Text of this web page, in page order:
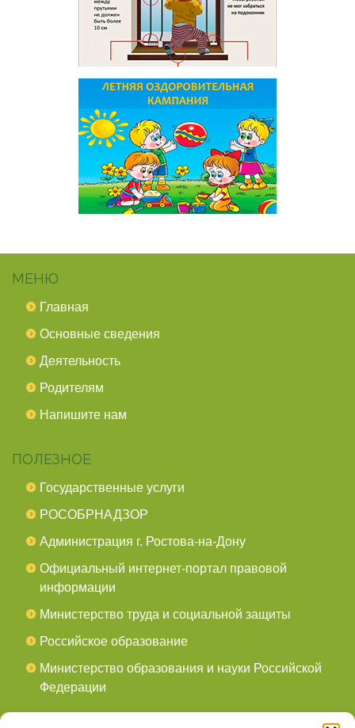
МЕНЮ
Главная
Основные сведения
Деятельность
Родителям
Напишите нам
ПОЛЕЗНОЕ
Государственные услуги
РОСОБРНАДЗОР
Администрация г. Ростова-на-Дону
Официальный интернет-портал правовой
информации
Министерство труда и социальной защиты
Российское образование
Министерство образования и науки Российской
Федерации